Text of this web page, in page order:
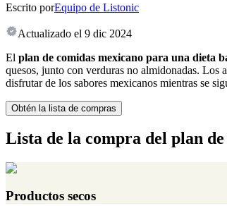
Escrito porEquipo de Listonic
Actualizado el 9 dic 2024
El plan de comidas mexicano para una dieta
quesos, junto con verduras no almidonadas. Los
disfrutar de los sabores mexicanos mientras se
Obtén la lista de compras
Lista de la compra del plan
Productos secos